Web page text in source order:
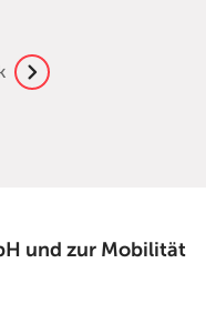
und zur Mobilität